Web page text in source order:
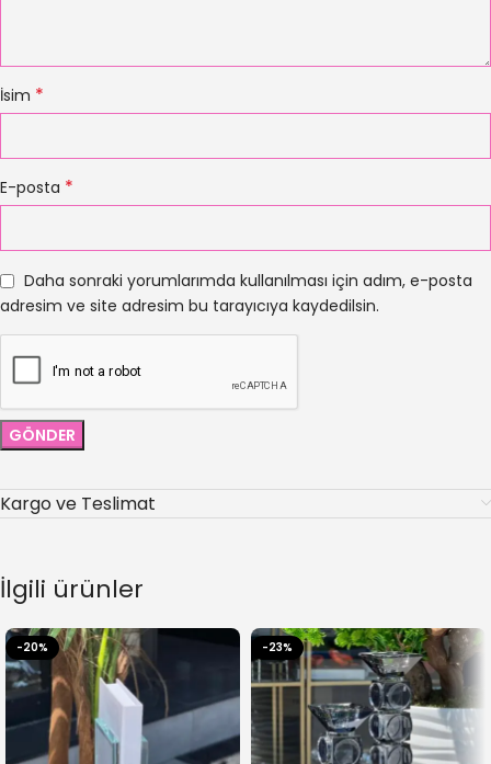
İsim *
E-posta *
Daha sonraki yorumlarımda kullanılması için adım, e-posta
adresim ve site adresim bu tarayıcıya kaydedilsin.
Kargo ve Teslimat
İlgili ürünler
-20% -23%